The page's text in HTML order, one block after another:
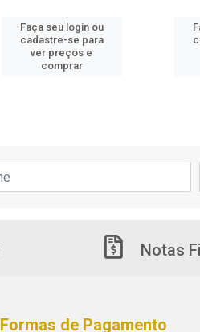
Faça seu login ou
cadastre-se para
ver preços e
comprar
Notas
Formas de Pagamento